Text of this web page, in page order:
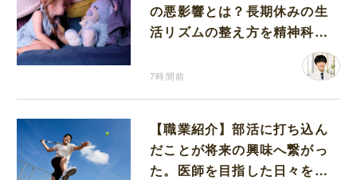
の悪影響とは？長期休みの生
活リズムの整え方を精神科医
7時間前
【職業紹介】部活に打ち込ん
だことが将来の興味へ繋がっ
た。医師を目指した日々を振